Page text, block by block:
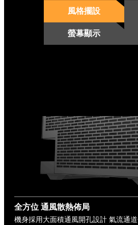
風格擺設
螢幕顯示
全方位 通風散熱佈局
機身採用大面積通風開孔設計 氣流通